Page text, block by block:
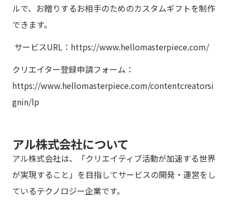
ルで、お贈りするお相手のためのカスタムギフトを制作
できます。
サービスURL： https://www.hellomasterpiece.com/
クリエイター登録申請フォーム：
https://www.hellomasterpiece.com/contentcreatorsi
gnin/lp
アル株式会社について
アル株式会社は、「クリエイティブ活動が加速する世界
が実現すること」を目指してサービスの開発・運営をし
ているテクノロジー企業です。